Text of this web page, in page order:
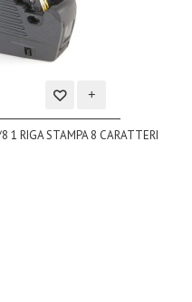
Aggiungi
alla
1 RIGA STAMPA 8 CARATTERI